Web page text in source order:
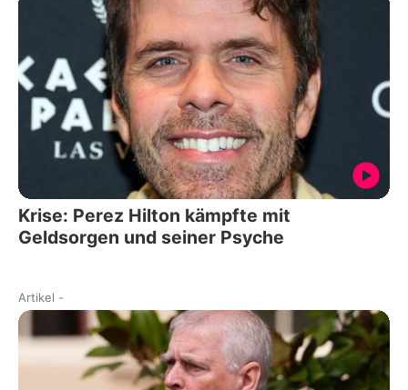
Krise: Perez Hilton kämpfte mit
Geldsorgen und seiner Psyche
Artikel -